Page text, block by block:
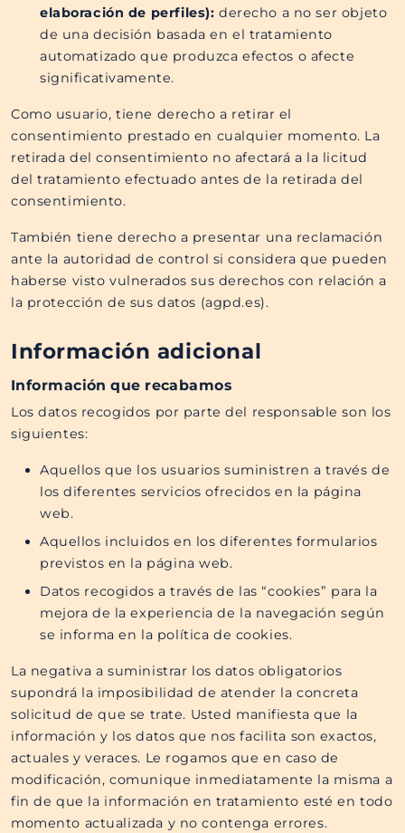
elaboración de perfiles): derecho a no ser objeto
de una decisión basada en el tratamiento
automatizado que produzca efectos o afecte
significativamente.
Como usuario, tiene derecho a retirar el
consentimiento prestado en cualquier momento. La
retirada del consentimiento no afectará a la licitud
del tratamiento efectuado antes de la retirada del
consentimiento.
También tiene derecho a presentar una reclamación
ante la autoridad de control si considera que pueden
haberse visto vulnerados sus derechos con relación a
la protección de sus datos (agpd.es).
Información adicional
Información que recabamos
Los datos recogidos por parte del responsable son los
siguientes:
Aquellos que los usuarios suministren a través de
los diferentes servicios ofrecidos en la página
web.
Aquellos incluidos en los diferentes formularios
previstos en la página web.
Datos recogidos a través de las “cookies” para la
mejora de la experiencia de la navegación según
se informa en la política de cookies.
La negativa a suministrar los datos obligatorios
supondrá la imposibilidad de atender la concreta
solicitud de que se trate. Usted manifiesta que la
información y los datos que nos facilita son exactos,
actuales y veraces. Le rogamos que en caso de
modificación, comunique inmediatamente la misma a
fin de que la información en tratamiento esté en todo
momento actualizada y no contenga errores.